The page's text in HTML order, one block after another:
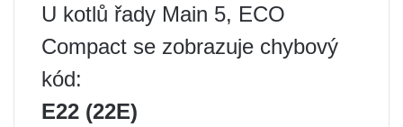
U kotlů řady Main 5, ECO
Compact se zobrazuje chybový
kód:
E22 (22E)